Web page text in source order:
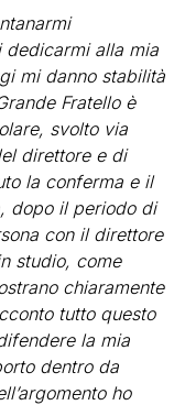
dedicarmi alla mia
mi danno stabilità
Fratello è
svolto via
direttore e di
la conferma e il
dopo il periodo di
con il direttore
studio, come
chiaramente
tutto questo
la mia
dentro da
ho